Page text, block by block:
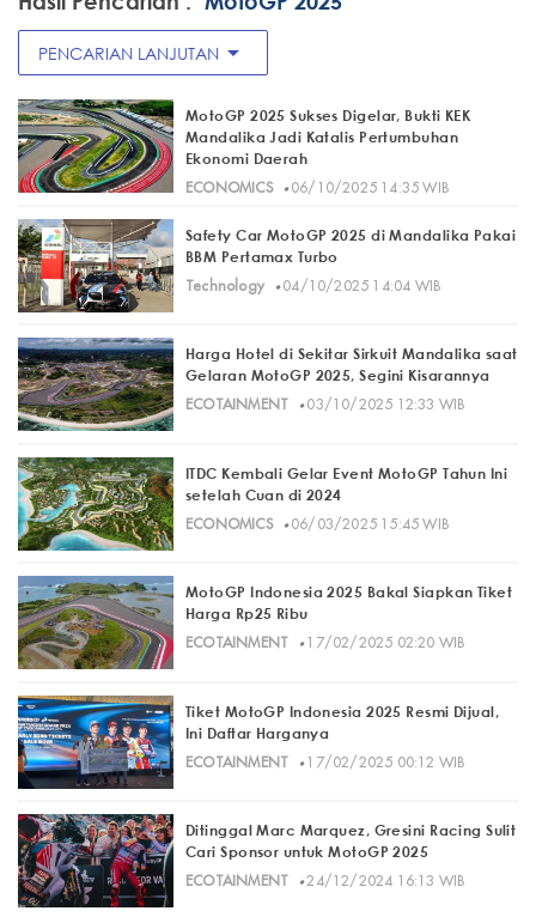
PENCARIAN LANJUTAN arrow_drop_down
MotoGP 2025 Sukses Digelar, Bukti KEK
Mandalika Jadi Katalis Pertumbuhan
Ekonomi Daerah
ECONOMICS· 06/10/2025 14:35 WIB
Safety Car MotoGP 2025 di Mandalika Pakai
BBM Pertamax Turbo
Technology
· 04/10/2025 14:04 WIB
Harga Hotel di Sekitar Sirkuit Mandalika saat
Gelaran MotoGP 2025, Segini Kisarannya
ECOTAINMENT
· 03/10/2025 12:33 WIB
ITDC Kembali Gelar Event MotoGP Tahun Ini
setelah Cuan di 2024
ECONOMICS· 06/03/2025 15:45 WIB
MotoGP Indonesia 2025 Bakal Siapkan Tiket
Harga Rp25 Ribu
ECOTAINMENT
· 17/02/2025 02:20 WIB
Tiket MotoGP Indonesia 2025 Resmi Dijual,
Ini Daftar Harganya
ECOTAINMENT
· 17/02/2025 00:12 WIB
Ditinggal Marc Marquez, Gresini Racing Sulit
Cari Sponsor untuk MotoGP 2025
ECOTAINMENT
· 24/12/2024 16:13 WIB